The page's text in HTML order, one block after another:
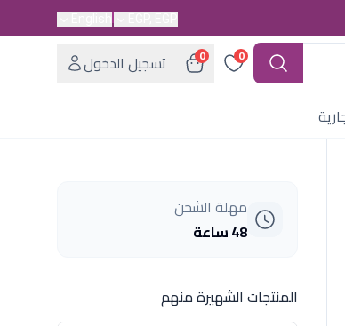
0
0
تسجيل الدخول
مهلة الشحن
48 ساعة
المنتجات الشهيرة منهم